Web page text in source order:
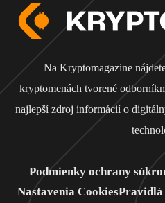
Na Kryptomagazine
kryptomenách tvorené
najlepší zdroj informácií o
Podmienky ochrany
Nastavenia CookiesPravidlá